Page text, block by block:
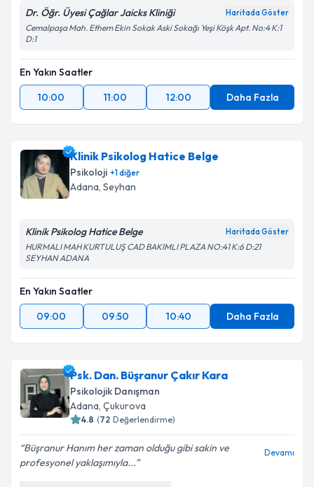
Dr. Öğr. Üyesi Çağlar Jaicks Kliniği Haritada Göster
Cemalpaşa Mah. Ethem Ekin Sokak Aski Sokağı Yeşi Köşk Apt. No:4 K:1
D:1
En Yakın Saatler
10:00
11:00 12:00 Daha Fazla
Klinik Psikolog Hatice Belge
Psikoloji +1diğer
Adana, Seyhan
Klinik Psikolog Hatice Belge Haritada Göster
HURMALI MAH KURTULUŞ CAD BAKIMLI PLAZA NO:41 K:6 D:21
SEYHAN ADANA
En Yakın Saatler
09:00
09:50 10:40 Daha Fazla
Psk. Dan. Büşranur Çakır Kara
Psikolojik Danışman
Adana, Çukurova
4.8 (72 Değerlendirme)
Büşranur Hanım her zaman olduğu gibi sakin ve
profesyonel yaklaşımıyla...
Devamı